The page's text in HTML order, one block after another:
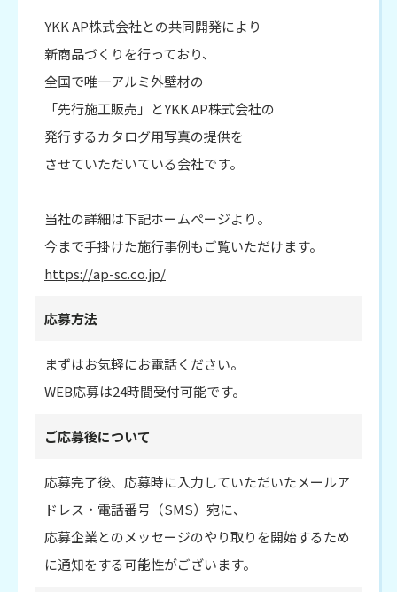
YKK AP株式会社との共同開発により
新商品づくりを行っており、
全国で唯一アルミ外壁材の
「先行施工販売」とYKK AP株式会社の
発行するカタログ用写真の提供を
させていただいている会社です。
当社の詳細は下記ホームページより。
今まで手掛けた施行事例もご覧いただけます。
https://ap-sc.co.jp/
応募方法
まずはお気軽にお電話ください。
WEB応募は24時間受付可能です。
ご応募後について
応募完了後、応募時に入力していただいたメールア
ドレス・電話番号（SMS）宛に、
応募企業とのメッセージのやり取りを開始するため
に通知をする可能性がございます。